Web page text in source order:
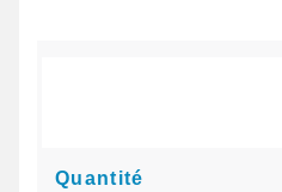
Quantité